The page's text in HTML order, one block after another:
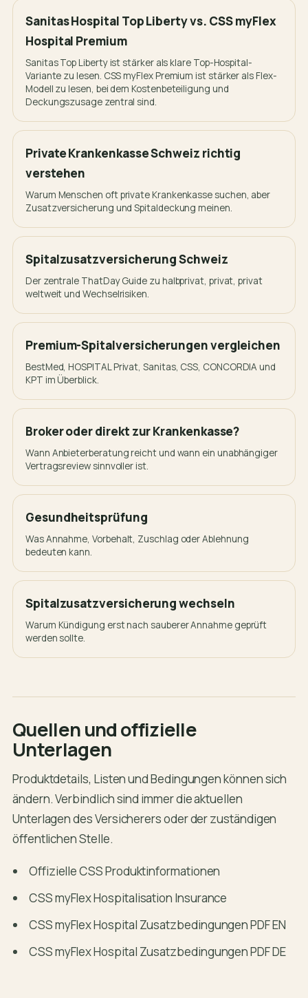
Sanitas Hospital Top Liberty vs. CSS myFlex
Hospital Premium
Sanitas Top Liberty ist stärker als klare Top-Hospital-
Variante zu lesen. CSS myFlex Premium ist stärker als Flex-
Modell zu lesen, bei dem Kostenbeteiligung und
Deckungszusage zentral sind.
Private Krankenkasse Schweiz richtig
verstehen
Warum Menschen oft private Krankenkasse suchen, aber
Zusatzversicherung und Spitaldeckung meinen.
Spitalzusatzversicherung Schweiz
Der zentrale ThatDay Guide zu halbprivat, privat, privat
weltweit und Wechselrisiken.
Premium-Spitalversicherungen vergleichen
BestMed, HOSPITAL Privat, Sanitas, CSS, CONCORDIA und
KPT im Überblick.
Broker oder direkt zur Krankenkasse?
Wann Anbieterberatung reicht und wann ein unabhängiger
Vertragsreview sinnvoller ist.
Gesundheitsprüfung
Was Annahme, Vorbehalt, Zuschlag oder Ablehnung
bedeuten kann.
Spitalzusatzversicherung wechseln
Warum Kündigung erst nach sauberer Annahme geprüft
werden sollte.
Quellen und offizielle
Unterlagen
Produktdetails, Listen und Bedingungen können sich
ändern. Verbindlich sind immer die aktuellen
Unterlagen des Versicherers oder der zuständigen
öffentlichen Stelle.
Offizielle CSS Produktinformationen
CSS myFlex Hospitalisation Insurance
CSS myFlex Hospital Zusatzbedingungen PDF EN
CSS myFlex Hospital Zusatzbedingungen PDF DE